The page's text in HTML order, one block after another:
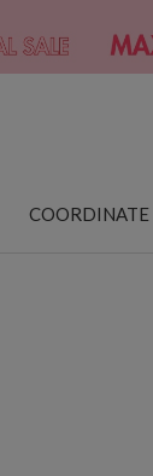
COORDINATE